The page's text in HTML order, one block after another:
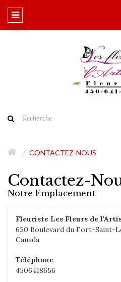
CONTACTEZ-NOUS
Contactez-
Notre Emplacement
Fleuriste Les Fleurs de
650 Boulevard du Fort-Saint-
Canada
Téléphone
4506418656